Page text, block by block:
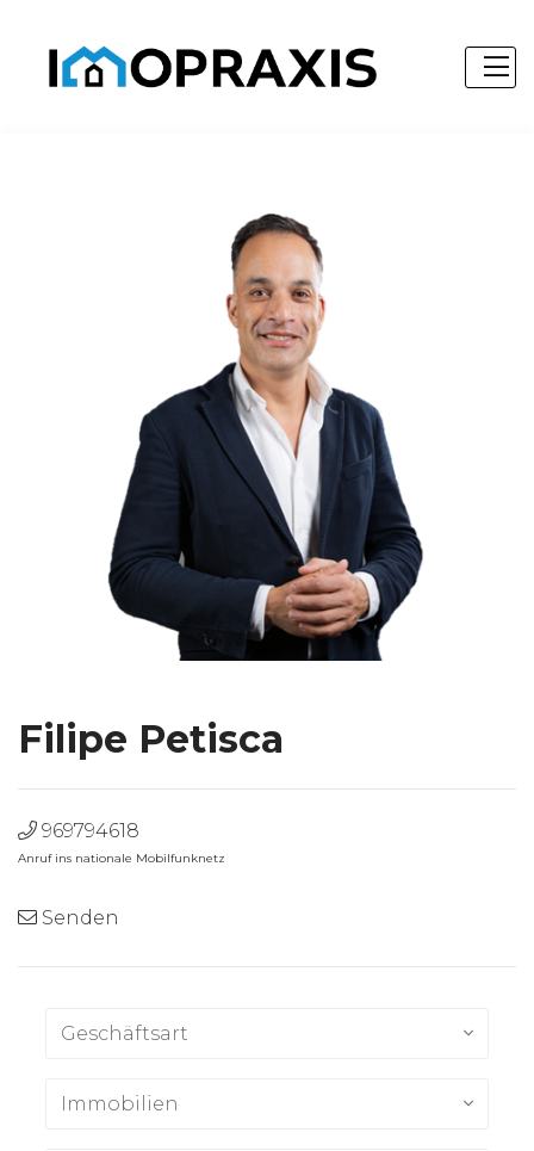
Filipe Petisca
969794618
Anruf ins nationale Mobilfunknetz
Senden
Geschäftsart
Immobilien